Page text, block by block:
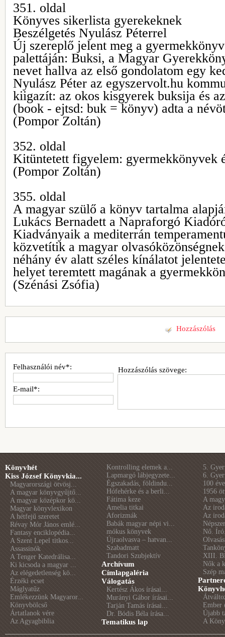
351. oldal
Könyves sikerlista gyerekeknek
Beszélgetés Nyulász Péterrel
Új szereplő jelent meg a
palettáján: Buksi, a Magyar
nevet hallva az első gondolatom egy
Nyulász Péter az egyszervolt.hu
kiigazít: az okos kisgyerek buksija és
(book - ejtsd: buk = könyv) adta a
(Pompor Zoltán)
352. oldal
Kitüntetett figyelem: gyermekkönyvek
(Pompor Zoltán)
355. oldal
A magyar szülő a könyv tartalma
Lukács Bernadett a Napraforgó
Kiadványaik a mediterrán
közvetítik a magyar
néhány év alatt széles kínálatot
helyet teremtett magának a
(Szénási Zsófia)
Hozzászólás
Hozzászólás szövege:
Felhasználói név*:
E-mail*:
Könyvhét
Kiss József Könyvkia...
Magyarországi ötvösj...
A magyar könyvgyűjtő...
A magyar középkor kö...
Magyar könyvlexikon
A hétfejű szeretet
Révay Mór János emlé...
Fantasy enciklopédia...
A Szent Lepel titkos...
Assassinók
A Tenger Katedrálisa...
Ki kicsoda a magyar ...
Az elégedetlenség kö...
Érzéki ecset
Máglyatűz
Emlékezzünk Magyaror...
Könyvbölcső
Ártatlanok vére
Az Agyagbiblia
Kontrolling elemek a...
Lapmargó lábjegyzete...
Égszakadás, földindu...
Hófehérke és a berli...
Fátima keze
Amelia titkai
Aforizmák
Babák magyar népi vi...
mókus könyvek
Újraolvasva – hatvan...
Szabadmatt
Tandori Szubjektív
Archívum
Címlapgaléria
Válogatás
Kertész Ákos írásai...
Murányi Gábor írásai...
Tarján Tamás írásai...
Dr. Bódis Béla írása...
Tematikus lap
5.
6.
100
1956
A
Az
Az
Nő.
XIII.
Nők a
Szép
Ember
Újabb
A